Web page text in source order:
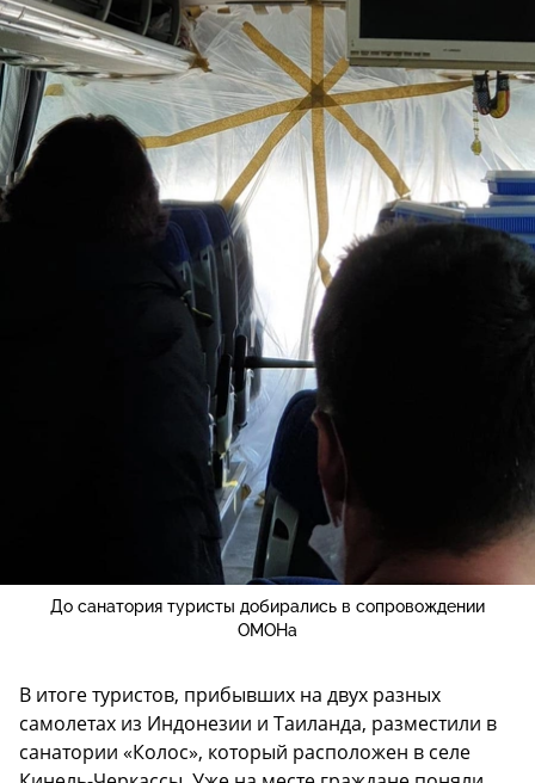
До санатория туристы добирались в сопровождении
ОМОНа
В итоге туристов, прибывших на двух разных
самолетах из Индонезии и Таиланда, разместили в
санатории «Колос», который расположен в селе